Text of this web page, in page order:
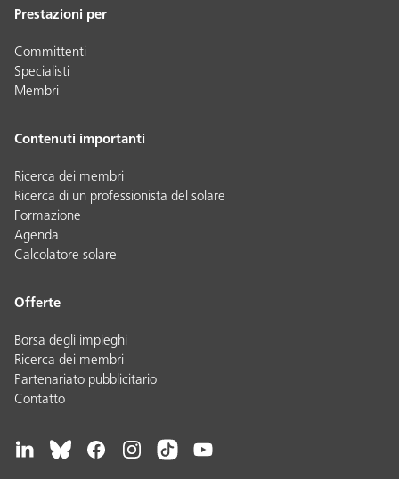
Prestazioni per
Committenti
Specialisti
Membri
Contenuti importanti
Ricerca dei membri
Ricerca di un professionista del solare
Formazione
Agenda
Calcolatore solare
Offerte
Borsa degli impieghi
Ricerca dei membri
Partenariato pubblicitario
Contatto